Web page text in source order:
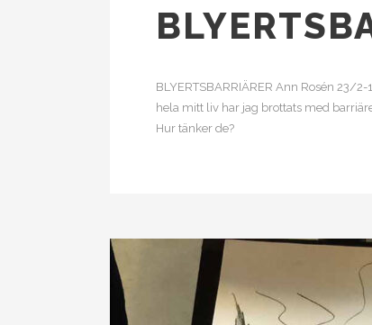
BLYERTSBARRIÄRER Ann Rosén 23/
hela mitt liv har jag brottats med
Hur tänker de?